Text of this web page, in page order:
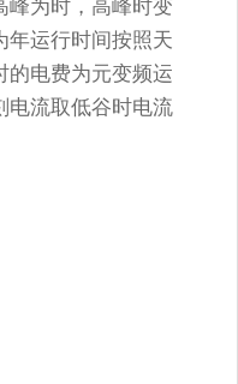
峰为时，高峰时变
年运行时间按照天
的电费为元变频运
电流取低谷时电流